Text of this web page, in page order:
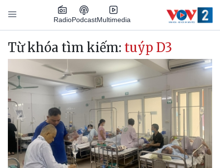
Nhảy đến nội dung
RadioPodcastMultimedia
Main navigation
Từ khóa tìm kiếm: tuýp D3